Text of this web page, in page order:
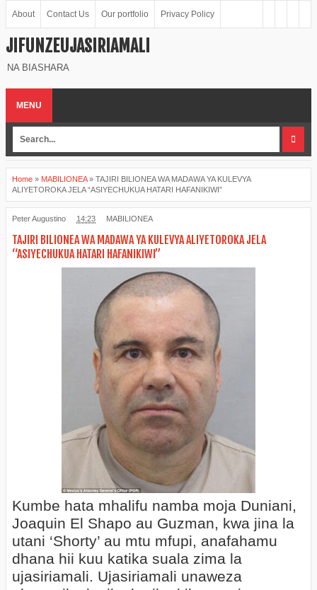
About Contact Us Our portfolio Privacy Policy
JIFUNZEUJASIRIAMALI
NA BIASHARA
MENU
Home » MABILIONEA» TAJIRI BILIONEA WA MADAWA YA KULEVYA
ALIYETOROKA JELA “ASIYECHUKUA HATARI HAFANIKIWI”
Peter Augustino 14:23 MABILIONEA
TAJIRI BILIONEA WA MADAWA YA KULEVYA ALIYETOROKA JELA
“ASIYECHUKUA HATARI HAFANIKIWI”
Kumbe hata mhalifu namba moja Duniani,
Joaquin El Shapo au Guzman, kwa jina la
utani ‘Shorty’ au mtu mfupi, anafahamu
dhana hii kuu katika suala zima la
ujasiriamali. Ujasiriamali unaweza